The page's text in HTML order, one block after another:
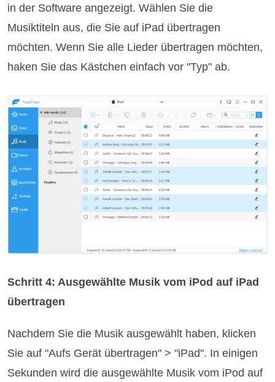
in der Software angezeigt. Wählen Sie die
Musiktiteln aus, die Sie auf iPad übertragen
möchten. Wenn Sie alle Lieder übertragen möchten,
haken Sie das Kästchen einfach vor "Typ" ab.
Schritt 4: Ausgewählte Musik vom iPod auf iPad
übertragen
Nachdem Sie die Musik ausgewählt haben, klicken
Sie auf "Aufs Gerät übertragen" > "iPad". In einigen
Sekunden wird die ausgewählte Musik vom iPod auf